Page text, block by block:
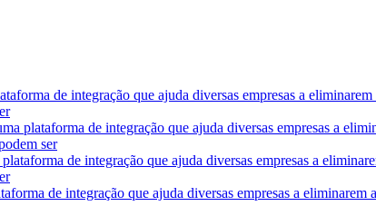
de integração que ajuda diversas empresas a
plataforma de integração que ajuda diversas empresas a
ser
de integração que ajuda diversas empresas a
de integração que ajuda diversas empresas a